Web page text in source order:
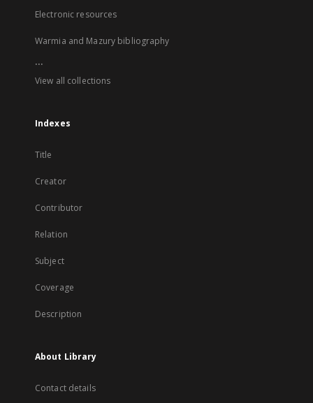
Electronic resources
Warmia and Mazury bibliography
...
View all collections
Indexes
Title
Creator
Contributor
Relation
Subject
Coverage
Description
About Library
Contact details